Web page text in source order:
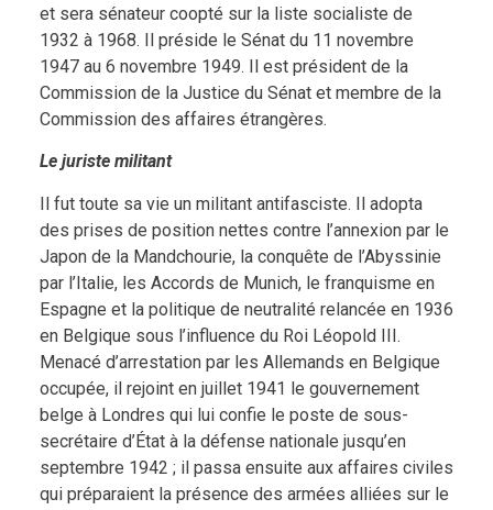
et sera sénateur coopté sur la liste socialiste de
1932 à 1968. Il préside le Sénat du 11 novembre
1947 au 6 novembre 1949. Il est président de la
Commission de la Justice du Sénat et membre de la
Commission des affaires étrangères.
Le juriste militant
Il fut toute sa vie un militant antifasciste. Il adopta
des prises de position nettes contre l’annexion par le
Japon de la Mandchourie, la conquête de l’Abyssinie
par l’Italie, les Accords de Munich, le franquisme en
Espagne et la politique de neutralité relancée en 1936
en Belgique sous l’influence du Roi Léopold III.
Menacé d’arrestation par les Allemands en Belgique
occupée, il rejoint en juillet 1941 le gouvernement
belge à Londres qui lui confie le poste de sous-
secrétaire d’État à la défense nationale jusqu’en
septembre 1942 ; il passa ensuite aux affaires civiles
qui préparaient la présence des armées alliées sur le